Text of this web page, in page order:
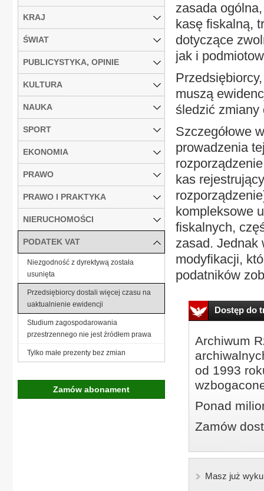
zasada
kasę fiskalną,
dotyczące
jak i
muszą
śledzić zmiany
Szczegółowe
prowadzenia
kas
kompleksowe
fiskalnych,
zasad. Jednak
modyfikacji,
podatników
Dostęp do
Archiwum
od 1993
Ponad
Zamów
Masz już
KRAJ
ŚWIAT
PUBLICYSTYKA, OPINIE
KULTURA
NAUKA
SPORT
EKONOMIA
PRAWO
PRAWO I PRAKTYKA
NIERUCHOMOŚCI
PODATEK VAT
Niezgodność z dyrektywą została
usunięta
Przedsiębiorcy dostali więcej czasu na
uaktualnienie ewidencji
Studium zagospodarowania
przestrzennego nie jest źródłem prawa
Tylko małe prezenty bez zmian
Zamów abonament